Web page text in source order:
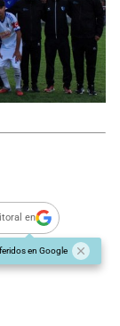
en
en Google